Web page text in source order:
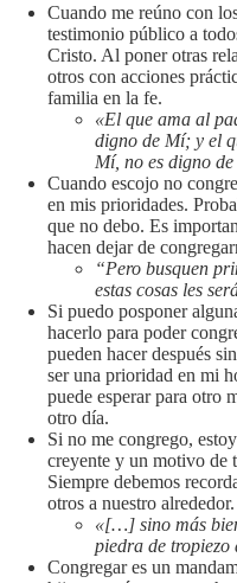
Cuando me reúno con
testimonio público a
Cristo. Al poner otras
otros con acciones
familia en la fe.
«El que ama al
digno de Mí; y el
Mí, no es digno
Cuando escojo no
en mis prioridades.
que no debo. Es
hacen dejar de
“Pero busquen
estas cosas les
Si puedo posponer
hacerlo para poder
pueden hacer después
ser una prioridad en mi
puede esperar para otro
otro día.
Si no me congrego,
creyente y un motivo de
Siempre debemos
otros a nuestro alrededor.
«[…] sino más
piedra de
Congregar es un